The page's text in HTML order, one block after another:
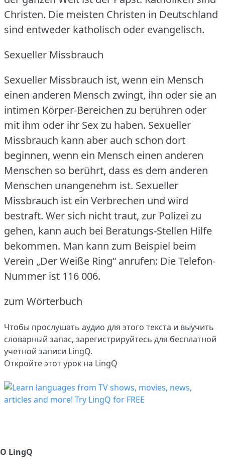
Christen. Die meisten Christen in Deutschland
sind entweder katholisch oder evangelisch.
Sexueller Missbrauch
Sexueller Missbrauch ist, wenn ein Mensch
einen anderen Mensch zwingt, ihn oder sie an
intimen Körper-Bereichen zu berühren oder
mit ihm oder ihr Sex zu haben. Sexueller
Missbrauch kann aber auch schon dort
beginnen, wenn ein Mensch einen anderen
Menschen so berührt, dass es dem anderen
Menschen unangenehm ist. Sexueller
Missbrauch ist ein Verbrechen und wird
bestraft. Wer sich nicht traut, zur Polizei zu
gehen, kann auch bei Beratungs-Stellen Hilfe
bekommen. Man kann zum Beispiel beim
Verein „Der Weiße Ring“ anrufen: Die Telefon-
Nummer ist 116 006.
zum Wörterbuch
Чтобы прослушать аудио для этого текста и выучить
словарный запас, зарегистрируйтесь для бесплатной
учетной записи LingQ.
Откройте этот урок на LingQ
О LingQ